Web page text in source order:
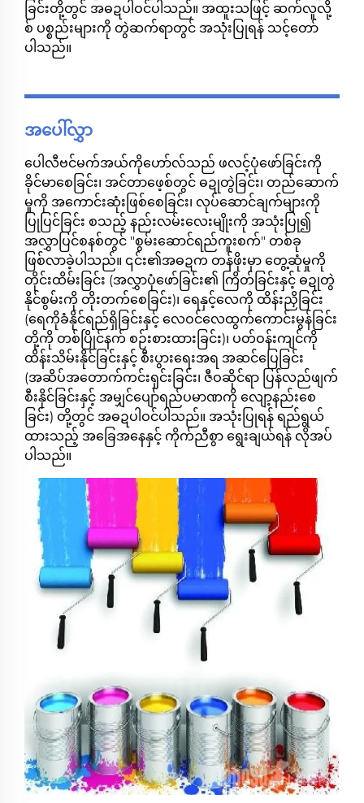
ခြင်းတို့တွင် အဓဍပါဝင်ပါသည်။ အထူးသဖြင့် ဆက်လူလို့
စ် ပစ္စည်းများကို တွဲဆက်ရာတွင် အသုံးပြုရန် သင့်တော်
ပါသည်။
အပေါ်လွှာ
ပေါလီဗင်မက်အယ်ကိုဟော်လ်သည် ဖလင့်ပုံဖော်ခြင်းကို
ခိုင်မာစေခြင်း၊ အင်တာဖေ့စ်တွင် ဓဍုတွဲခြင်း၊ တည်ဆောက်
မှုကို အကောင်းဆုံးဖြစ်စေခြင်း၊ လုပ်ဆောင်ချက်များကို
ပြုပြင်ခြင်း စသည့် နည်းလမ်းလေးမျိုးကို အသုံးပြု၍
အလွှာပြင်စနစ်တွင် "စွမ်းဆောင်ရည်ကူးစက်" တစ်ခု
ဖြစ်လာခဲ့ပါသည်။ ၎င်း၏အဓဍက တန်ဖိုးမှာ တွေ့ဆုံမှုကို
တိုင်းထိမ်းခြင်း (အလွှာပုံဖော်ခြင်း၏ ကြိတ်ခြင်းနှင့် ဓဍုတွဲ
နိုင်စွမ်းကို တိုးတက်စေခြင်း)၊ ရေနှင့်လေကို ထိန်းညှိခြင်း
(ရေကိုခံနိုင်ရည်ရှိခြင်းနှင့် လေဝင်လေထွက်ကောင်းမွန်ခြင်း
တို့ကို တစ်ပြိုင်နက် စဉ်းစားထားခြင်း)၊ ပတ်ဝန်းကျင်ကို
ထိန်းသိမ်းနိုင်ခြင်းနှင့် စီးပွားရေးအရ အဆင်ပြေခြင်း
(အဆိပ်အတောက်ကင်းရှင်းခြင်း၊ ဇီဝဆိုင်ရာ ပြန်လည်ဖျက်
စီးနိုင်ခြင်းနှင့် အမျှင်ပျော်ရည်ပမာဏကို လျော့နည်းစေ
ခြင်း) တို့တွင် အဓဍပါဝင်ပါသည်။ အသုံးပြုရန် ရည်ရွယ်
ထားသည့် အခြေအနေနှင့် ကိုက်ညီစွာ ရွေးချယ်ရန် လိုအပ်
ပါသည်။